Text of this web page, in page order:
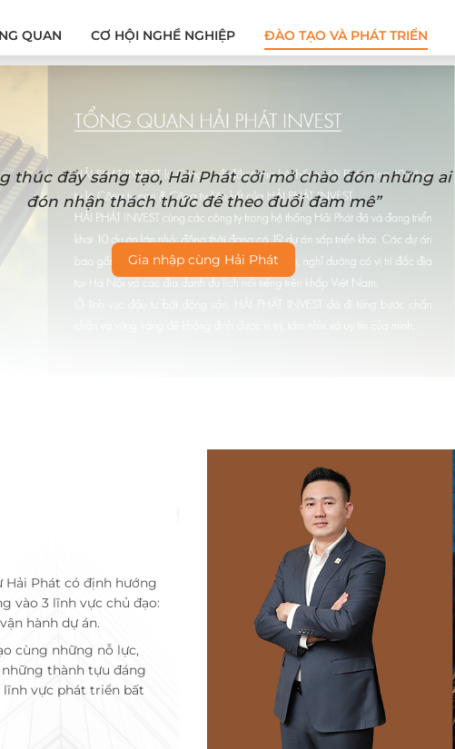
QUAN CƠ HỘI NGHỀ NGHIỆP ĐÀO TẠO VÀ PHÁT TRIỂN
thúc đẩy sáng tạo, Hải Phát cởi mở chào đón những
đón nhận thách thức để theo đuổi đam mê”
Gia nhập cùng Hải Phát
Hải Phát có định hướng
vào 3 lĩnh vực chủ đạo:
hành dự án.
cùng những nỗ lực,
những thành tựu đáng
vực phát triển bất